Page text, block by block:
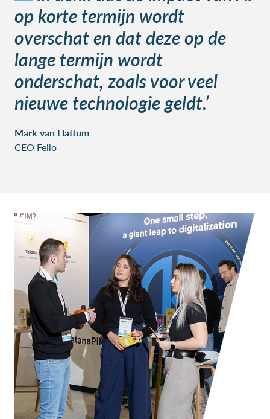
op korte termijn wordt
overschat en dat deze op de
lange termijn wordt
onderschat, zoals voor veel
nieuwe technologie geldt.’
Mark van Hattum
CEO Fello